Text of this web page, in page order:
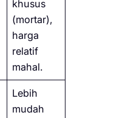
khusus
(mortar),
harga
relatif
mahal.
Lebih
mudah